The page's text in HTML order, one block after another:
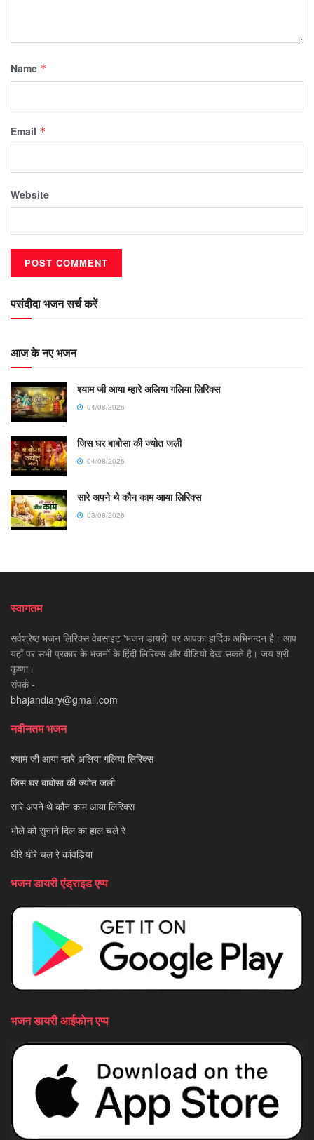
Name *
Email *
Website
पसंदीदा भजन सर्च करें
आज के नए भजन
श्याम जी आया म्हारे अलिया गलिया लिरिक्स
04/08/2026
जिस घर बाबोसा की ज्योत जली
04/08/2026
सारे अपने थे कौन काम आया लिरिक्स
03/08/2026
स्वागतम
सर्वश्रेष्ठ भजन लिरिक्स वेबसाइट 'भजन डायरी' पर आपका हार्दिक अभिनन्दन है। आप
यहाँ पर सभी प्रकार के भजनों के हिंदी लिरिक्स और वीडियो देख सकते है। जय श्री
कृष्णा।
संपर्क -
bhajandiary@gmail.com
नवीनतम भजन
श्याम जी आया म्हारे अलिया गलिया लिरिक्स
जिस घर बाबोसा की ज्योत जली
सारे अपने थे कौन काम आया लिरिक्स
भोले को सुनाने दिल का हाल चले रे
धीरे धीरे चल रे कांवड़िया
भजन डायरी एंड्राइड एप्प
भजन डायरी आईफोन एप्प